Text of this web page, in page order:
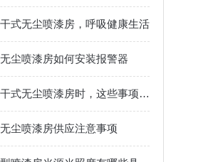
式无尘喷漆房，呼吸健康生活
尘喷漆房如何安装报警器
使用干式无尘喷漆房时，这些事项要牢记！
尘喷漆房供应注意事项